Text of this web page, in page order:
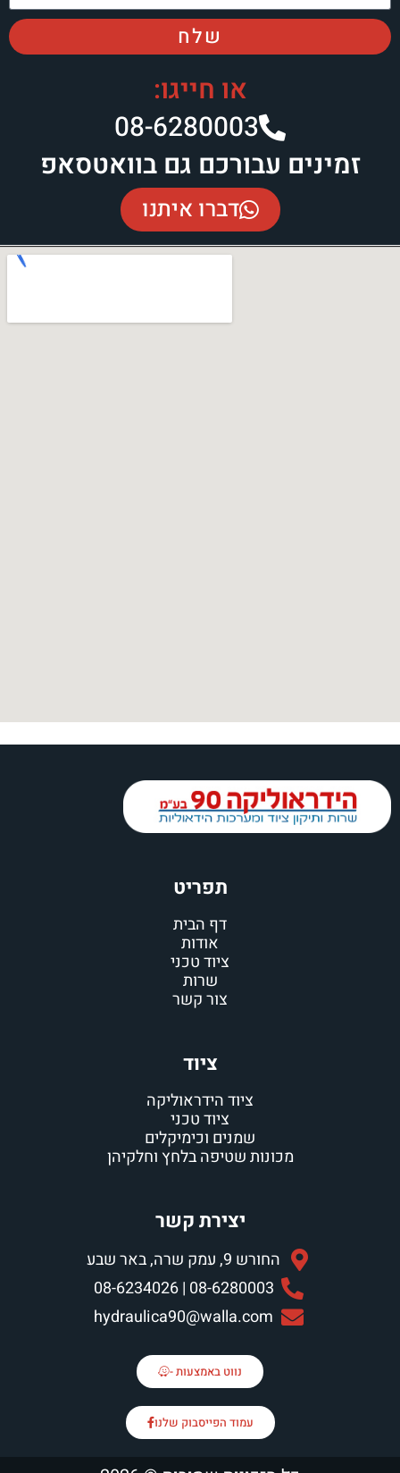
שלח
או חייגו:
08-6280003​
זמינים עבורכם גם בוואטסאפ
דברו איתנו
תפריט
דף הבית
אודות
ציוד טכני
שרות
צור קשר
ציוד
ציוד הידראוליקה
ציוד טכני
שמנים וכימיקלים
מכונות שטיפה בלחץ וחלקיהן
יצירת קשר
החורש 9, עמק שרה, באר שבע
08-6280003 | 08-6234026
hydraulica90@walla.com
נווט באמצעות -
עמוד הפייסבוק שלנו